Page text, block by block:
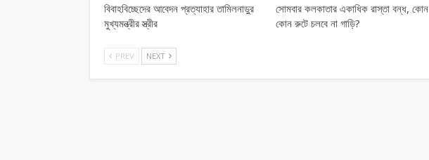
বিবাহবিচ্ছেদের আবেদন প্রত্যাহার তামিলনাড়ুর
মুখ্যমন্ত্রীর স্ত্রীর
সোমবার কলকাতার একাধিক রাস্তা বন্ধ, কোন
কোন রুটে চলবে না গাড়ি?
PREV NEXT